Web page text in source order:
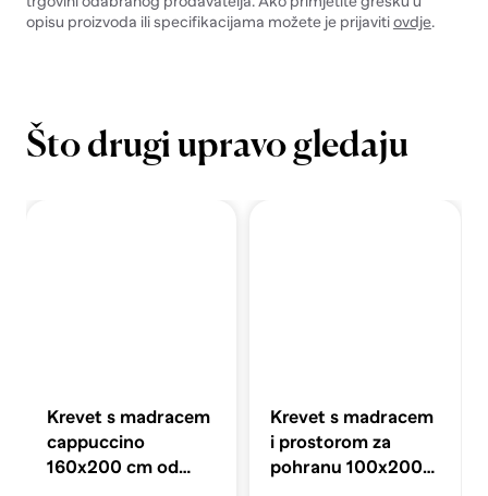
opisu proizvoda ili specifikacijama možete je prijavitiovdje.
Što drugi upravo gledaju
Krevet s madracem
cappuccino
160x200 cm od
Krevet s madracem
i prostorom za
pohranu 100x200